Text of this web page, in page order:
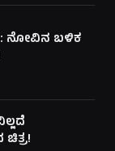
ನೋವಿನ ಬಳಿಕ